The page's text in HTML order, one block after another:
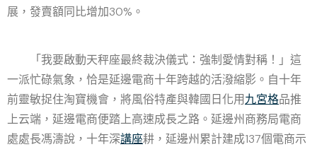
展，發賣額同比增加30%。
「我要啟動天秤座最終裁決儀式：強制愛情對稱！」這
一派忙碌氣象，恰是延邊電商十年跨越的活潑縮影。自十年
前靈敏捉住淘寶機會，將風俗特產與韓國日化用九宮格品推
上云端，延邊電商便踏上高速成長之路。延邊州商務局電商
處處長馮濤說，十年深講座耕，延邊州累計建成137個電商示